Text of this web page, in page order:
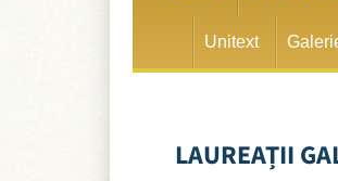
Unitext
LAUREAȚII